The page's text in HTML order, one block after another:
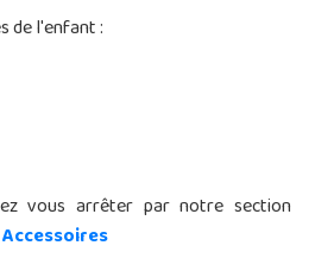
de l'enfant :
vous arrêter par notre section
Accessoires